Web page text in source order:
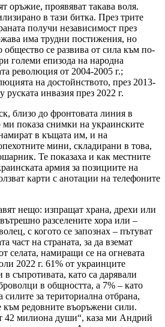
оръжие, проявяват такава воля.
в тази битка. През трите
получи независимост през
има трудни постижения, но
общество се развива от сила към по-
големи епизода на народна
революция от 2004-2005 г.;
на достойнството, през 2013-
руската инвазия през 2022 г.
близо до фронтовата линия в
показа снимки на украинските
в къщата им, и на
мини, складирани в това,
Те показаха и как местните
армия за позициите на
карти с анотации на телефоните
нещо: изпращат храна, дрехи или
разселените хора или –
с когото се запознах – пътуват
част на страната, за да вземат
селата, намиращи се на огневата
2022 г. 61% от украинците
в съпротивата, като са дарявали
в общността, а 7% – като
силите за териториална отбрана,
към редовните въоръжени сили.
42 милиона души“, каза ми Андрий